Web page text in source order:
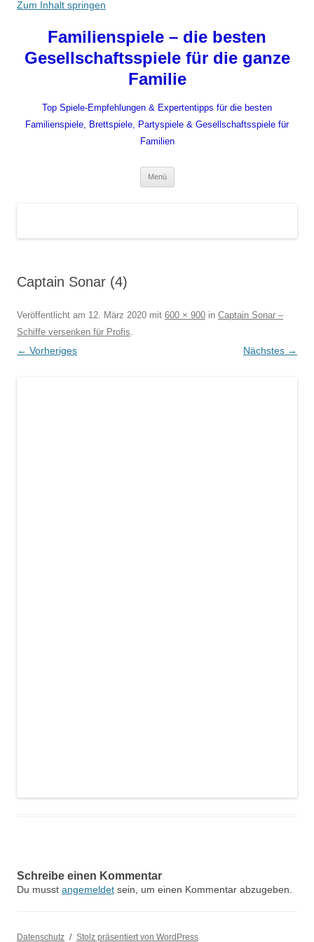
Zum Inhalt springen
Familienspiele – die besten
Gesellschaftsspiele für die ganze
Familie
Top Spiele-Empfehlungen & Expertentipps für die besten
Familienspiele, Brettspiele, Partyspiele & Gesellschaftsspiele für
Familien
Menü
Captain Sonar (4)
Veröffentlicht am 12. März 2020 mit 600 × 900 in Captain Sonar –
Schiffe versenken für Profis.
← Vorheriges Nächstes →
Schreibe einen Kommentar
Du musst angemeldet sein, um einen Kommentar abzugeben.
Datenschutz Stolz präsentiert von WordPress